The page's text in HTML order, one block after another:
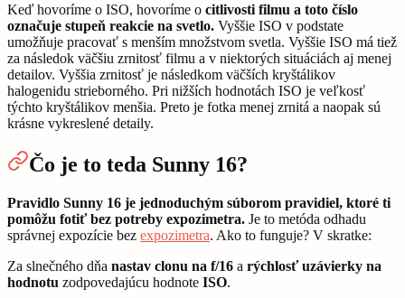
Keď hovoríme o ISO, hovoríme o citlivosti filmu a toto číslo
označuje stupeň reakcie na svetlo. Vyššie ISO v podstate
umožňuje pracovať s menším množstvom svetla. Vyššie ISO má tiež
za následok väčšiu zrnitosť filmu a v niektorých situáciách aj menej
detailov. Vyššia zrnitosť je následkom väčších kryštálikov
halogenidu strieborného. Pri nižších hodnotách ISO je veľkosť
týchto kryštálikov menšia. Preto je fotka menej zrnitá a naopak sú
krásne vykreslené detaily.
Čo je to teda Sunny 16?
Pravidlo Sunny 16 je jednoduchým súborom pravidiel, ktoré ti
pomôžu fotiť bez potreby expozimetra. Je to metóda odhadu
správnej expozície bez expozimetra. Ako to funguje? V skratke:
Za slnečného dňa nastav clonu na f/16 a rýchlosť uzávierky na
hodnotu zodpovedajúcu hodnote ISO.